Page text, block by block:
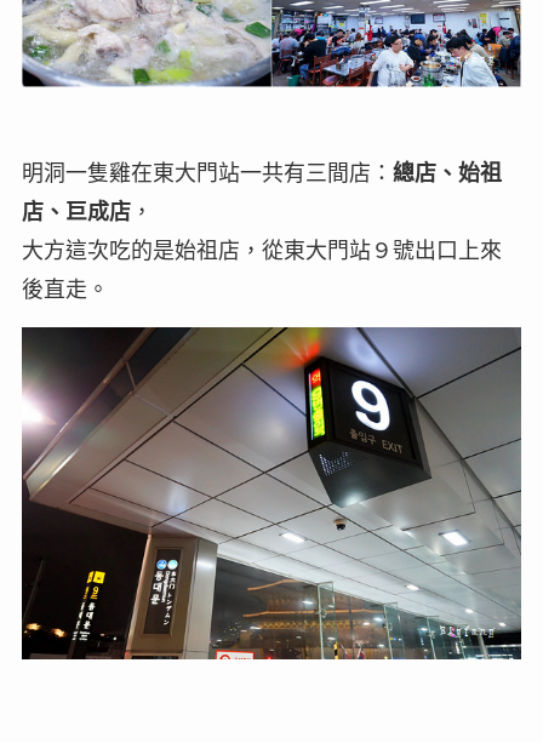
明洞一隻雞在東大門站一共有三間店： 總店、始祖
店、巨成店，
大方這次吃的是始祖店，從東大門站９號出口上來
後直走。